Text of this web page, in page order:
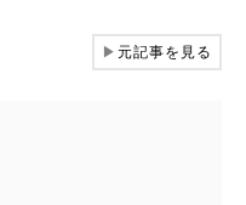
▶元記事を見る